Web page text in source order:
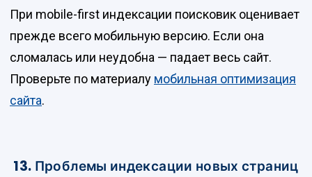
При mobile-first индексации поисковик оценивает
прежде всего мобильную версию. Если она
сломалась или неудобна — падает весь сайт.
Проверьте по материалу мобильная оптимизация
сайта.
13. Проблемы индексации новых страниц